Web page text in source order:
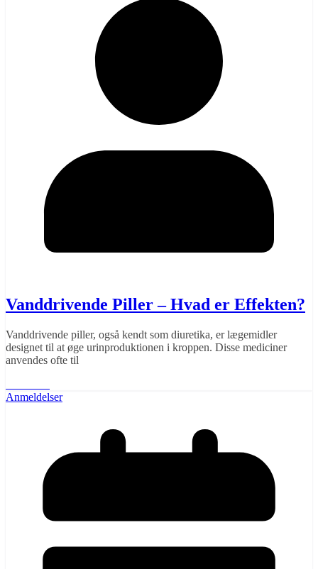
Vanddrivende Piller – Hvad er Effekten?
Vanddrivende piller, også kendt som diuretika, er lægemidler
designet til at øge urinproduktionen i kroppen. Disse mediciner
anvendes ofte til
Anmeldelser